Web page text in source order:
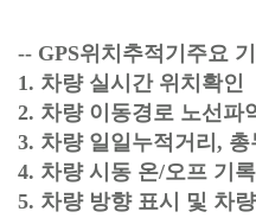
-- GPS위치추적기주요
1. 차량 실시간 위치확인
2. 차량 이동경로 노선파
3. 차량 일일누적거리,
4. 차량 시동 온/오프 기
5. 차량 방향 표시 및 차